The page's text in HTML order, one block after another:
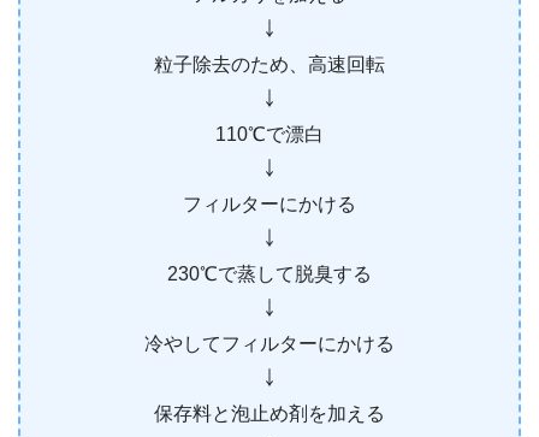
￬
粒子除去のため、高速回転
￬
110℃で漂白
￬
フィルターにかける
￬
230℃で蒸して脱臭する
￬
冷やしてフィルターにかける
￬
保存料と泡止め剤を加える